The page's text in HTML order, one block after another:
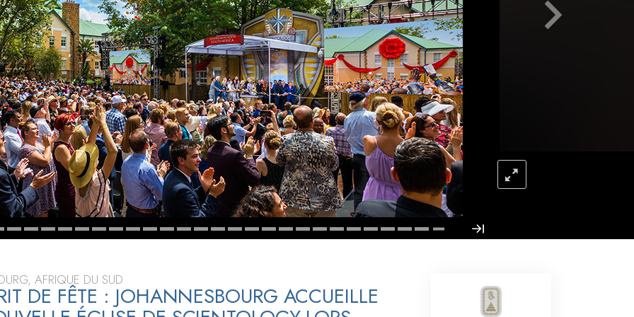
? L’échelle des tons émotionnels
Réponses aux drogues
Les enfants
Des outils pour le monde du travail
L’éthique et les conditions
La raison de l’oppression
Les investigations
Les fondements de l’organisation
Les fondements des relations publiques
La technologie de l’étude
AFRIQUE DU SUD
DE FÊTE : JOHANNESBOURG ACCUEILLE